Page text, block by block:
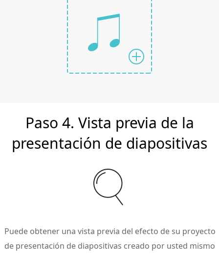
Paso 4. Vista previa de la
presentación de diapositivas
Puede obtener una vista previa del efecto de su proyecto
de presentación de diapositivas creado por usted mismo